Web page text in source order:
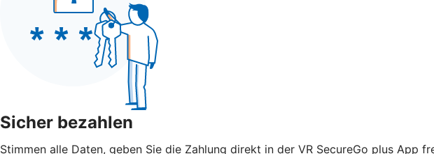
Sicher bezahlen
Stimmen alle Daten, geben Sie die Zahlung direkt in der VR SecureGo plus App